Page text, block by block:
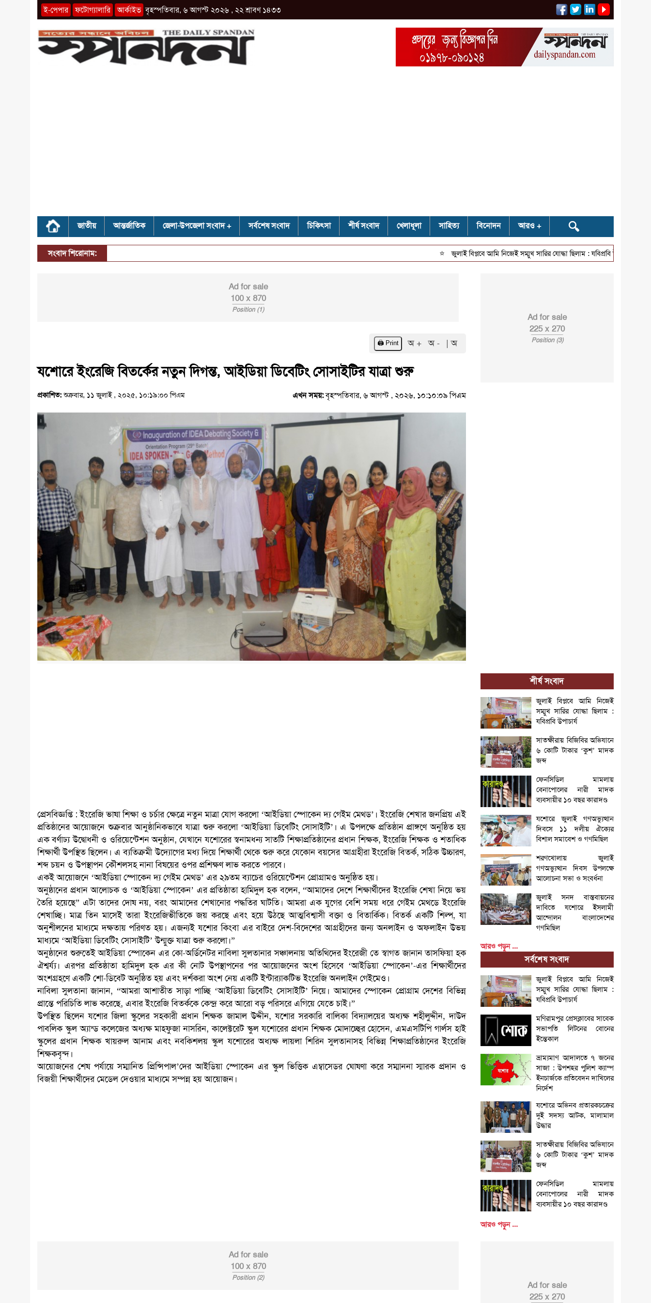
ই-পেপার ফটোগ্যালারি আর্কাইভ বৃহস্পতিবার, ৬ আগস্ট ২০২৬ , ২২ শ্রাবণ ১৪৩৩
জাতীয় আন্তর্জাতিক জেলা-উপজেলা সংবাদ সর্বশেষ সংবাদ চিকিৎসা শীর্ষ সংবাদ খেলাধূলা সাহিত্য বিনোদন আরও 🔍
সংবাদ শিরোনাম: জুলাই বিপ্লবে আমি নিজেই সম্মুখ সারির যোদ্ধা ছিলাম : যবিপ্রবি উপাচার্য ⭐
Ad for sale
100 x 870
Position (1)
🖨️ Print অ + অ - | অ
যশোরে ইংরেজি বিতর্কের নতুন দিগন্ত, আইডিয়া ডিবেটিং সোসাইটির যাত্রা শুরু
প্রকাশিত: শুক্রবার, ১১ জুলাই , ২০২৫, ১০:১৯:০০ পিএম এখন সময়:বৃহস্পতিবার, ৬ আগস্ট , ২০২৬, ১০:১০:০৯ পিএম
প্রেসবিজ্ঞপ্তি : ইংরেজি ভাষা শিক্ষা ও চর্চার ক্ষেত্রে নতুন মাত্রা যোগ করলো ‘আইডিয়া স্পোকেন দ্য গেইম মেথড’। ইংরেজি শেখার জনপ্রিয় এই
প্রতিষ্ঠানের আয়োজনে শুক্রবার আনুষ্ঠানিকভাবে যাত্রা শুরু করলো ‘আইডিয়া ডিবেটিং সোসাইটি’। এ উপলক্ষে প্রতিষ্ঠান প্রাঙ্গণে অনুষ্ঠিত হয়
এক বর্ণাঢ্য উদ্বোধনী ও ওরিয়েন্টেশন অনুষ্ঠান, যেখানে যশোরের স্বনামধন্য সাতটি শিক্ষাপ্রতিষ্ঠানের প্রধান শিক্ষক, ইংরেজি শিক্ষক ও শতাধিক
শিক্ষার্থী উপস্থিত ছিলেন। এ ব্যতিক্রমী উদ্যোগের মধ্য দিয়ে শিক্ষার্থী থেকে শুরু করে যেকোন বয়সের আগ্রহীরা ইংরেজি বিতর্ক, সঠিক উচ্চারণ,
শব্দ চয়ন ও উপস্থাপন কৌশলসহ নানা বিষয়ের ওপর প্রশিক্ষণ লাভ করতে পারবে।
একই আয়োজনে ‘আইডিয়া স্পোকেন দ্য গেইম মেথড’ এর ২৯তম ব্যাচের ওরিয়েন্টেশন প্রোগ্রামও অনুষ্ঠিত হয়।
অনুষ্ঠানের প্রধান আলোচক ও ‘আইডিয়া স্পোকেন’ এর প্রতিষ্ঠাতা হামিদুল হক বলেন, “আমাদের দেশে শিক্ষার্থীদের ইংরেজি শেখা নিয়ে ভয়
তৈরি হয়েছে” এটা তাদের দোষ নয়, বরং আমাদের শেখানোর পদ্ধতির ঘাটতি। আমরা এক যুগের বেশি সময় ধরে গেইম মেথডে ইংরেজি
শেখাচ্ছি। মাত্র তিন মাসেই তারা ইংরেজিভীতিকে জয় করছে এবং হয়ে উঠছে আত্মবিশ্বাসী বক্তা ও বিতার্কিক। বিতর্ক একটি শিল্প, যা
অনুশীলনের মাধ্যমে দক্ষতায় পরিণত হয়। এজন্যই যশোর কিংবা এর বাইরে দেশ-বিদেশের আগ্রহীদের জন্য অনলাইন ও অফলাইন উভয়
মাধ্যমে ‘আইডিয়া ডিবেটিং সোসাইটি’ উন্মুক্ত যাত্রা শুরু করলো।”
অনুষ্ঠানের শুরুতেই আইডিয়া স্পোকেন এর কো-অর্ডিনেটর নাবিলা সুলতানার সঞ্চালনায় অতিথিদের ইংরেজী তে স্বাগত জানান তাসফিয়া হক
ঐশ্বর্য্য। এরপর প্রতিষ্ঠাতা হামিদুল হক এর কী নোট উপস্থাপনের পর আয়োজনের অংশ হিসেবে ‘আইডিয়া স্পোকেন’-এর শিক্ষার্থীদের
অংশগ্রহণে একটি শো-ডিবেট অনুষ্ঠিত হয় এবং দর্শকরা অংশ নেয় একটি ইন্টার‌্যাকটিভ ইংরেজি অনলাইন গেইমেও।
নাবিলা সুলতানা জানান, “আমরা আশাতীত সাড়া পাচ্ছি ‘আইডিয়া ডিবেটিং সোসাইটি’ নিয়ে। আমাদের স্পোকেন প্রোগ্রাম দেশের বিভিন্ন
প্রান্তে পরিচিতি লাভ করেছে, এবার ইংরেজি বিতর্ককে কেন্দ্র করে আরো বড় পরিসরে এগিয়ে যেতে চাই।”
উপস্থিত ছিলেন যশোর জিলা স্কুলের সহকারী প্রধান শিক্ষক জামাল উদ্দীন, যশোর সরকারি বালিকা বিদ্যালয়ের অধ্যক্ষ শহীলুদ্দীন, দাউদ
পাবলিক স্কুল অ্যান্ড কলেজের অধ্যক্ষ মাহফুজা নাসরিন, কালেক্টরেট স্কুল যশোরের প্রধান শিক্ষক মোদাচ্ছের হোসেন, এমএসটিপি গার্লস হাই
স্কুলের প্রধান শিক্ষক খায়রুল আনাম এবং নবকিশলয় স্কুল যশোরের অধ্যক্ষ লায়লা শিরিন সুলতানাসহ বিভিন্ন শিক্ষাপ্রতিষ্ঠানের ইংরেজি
শিক্ষকবৃন্দ।
আয়োজনের শেষ পর্যায়ে সম্মানিত প্রিন্সিপাল’দের আইডিয়া স্পোকেন এর স্কুল ভিত্তিক এম্বাসেডর ঘোষণা করে সম্মাননা স্মারক প্রদান ও
বিজয়ী শিক্ষার্থীদের মেডেল দেওয়ার মাধ্যমে সম্পন্ন হয় আয়োজন।
Ad for sale
100 x 870
Position (2)
Ad for sale
225 x 270
Position (3)
শীর্ষ সংবাদ
জুলাই বিপ্লবে আমি নিজেই
সম্মুখ সারির যোদ্ধা ছিলাম :
যবিপ্রবি উপাচার্য
সাতক্ষীরায় বিজিবির অভিযানে
৬ কোটি টাকার ‘কুশ’ মাদক
জব্দ
ফেনসিডিল মামলায়
বেনাপোলের নারী মাদক
ব্যবসায়ীর ১০ বছর কারাদণ্ড
যশোরে জুলাই গণঅভ্যুত্থান
দিবসে ১১ দলীয় ঐক্যের
বিশাল সমাবেশ ও গণমিছিল
শরণখোলায় জুলাই
গণঅভ্যুত্থান দিবস উপলক্ষে
আলোচনা সভা ও সংবর্ধনা
জুলাই সনদ বাস্তবায়নের
দাবিতে যশোরে ইসলামী
আন্দোলন বাংলাদেশের
গণমিছিল
আরও পড়ুন ...
সর্বশেষ সংবাদ
জুলাই বিপ্লবে আমি নিজেই
সম্মুখ সারির যোদ্ধা ছিলাম :
যবিপ্রবি উপাচার্য
মণিরামপুর প্রেসক্লাবের সাবেক
সভাপতি লিটনের বোনের
ইন্তেকাল
ভ্রাম্যমাণ আদালতে ৭ জনের
সাজা : উপশহর পুলিশ ক্যাম্প
ইনচার্জকে প্রতিবেদন দাখিলের
নির্দেশ
যশোরে অভিনব প্রতারকচক্রের
দুই সদস্য আটক, মালামাল
উদ্ধার
সাতক্ষীরায় বিজিবির অভিযানে
৬ কোটি টাকার ‘কুশ’ মাদক
জব্দ
ফেনসিডিল মামলায়
বেনাপোলের নারী মাদক
ব্যবসায়ীর ১০ বছর কারাদণ্ড
আরও পড়ুন ...
Ad for sale
225 x 270